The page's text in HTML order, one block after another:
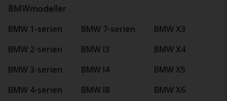
BMWmodeller
BMW 1-serien
BMW 2-serien
BMW 3-serien
BMW 4-serien
BMW 7-serien
BMW I3
BMW I4
BMW I8
BMW X3
BMW X4
BMW X5
BMW X6